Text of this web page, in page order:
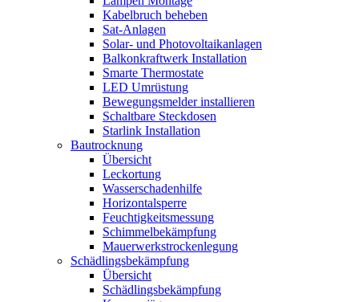
Kabelbruch beheben
Sat-Anlagen
Solar- und Photovoltaikanlagen
Balkonkraftwerk Installation
Smarte Thermostate
LED Umrüstung
Bewegungsmelder installieren
Schaltbare Steckdosen
Starlink Installation
Bautrocknung
Übersicht
Leckortung
Wasserschadenhilfe
Horizontalsperre
Feuchtigkeitsmessung
Schimmelbekämpfung
Mauerwerkstrockenlegung
Schädlingsbekämpfung
Übersicht
Schädlingsbekämpfung